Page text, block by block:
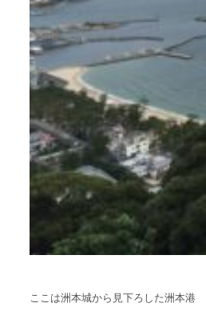
ここは洲本城から見下ろした洲本港